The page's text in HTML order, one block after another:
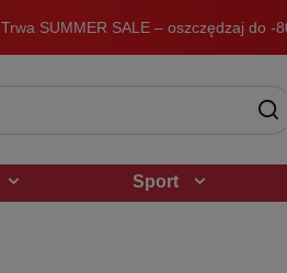
Trwa SUMMER SALE – oszczędzaj do -
Sport